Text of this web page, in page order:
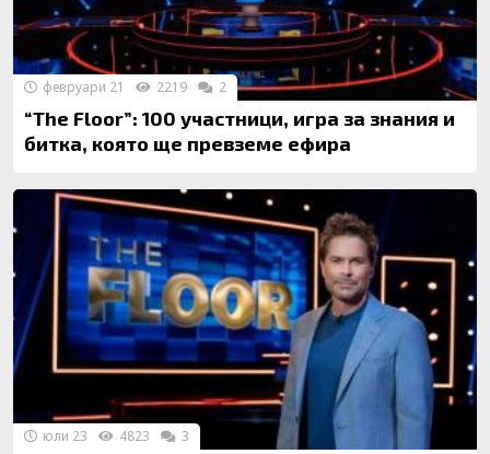
“The Floor”: 100 участници, игра за знания и
битка, която ще превземе ефира
февруари 21 2219 2
юли 23 4823 3